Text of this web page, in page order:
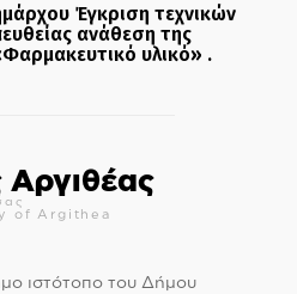
Έγκριση τεχνικών
ανάθεση της
υλικό» .
of Argithea
ιστότοπο του Δήμου